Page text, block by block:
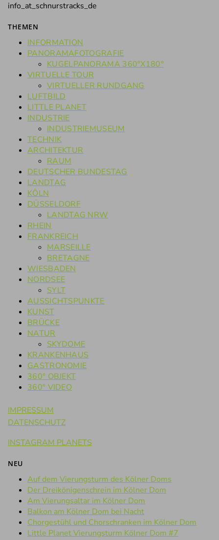
info_at_schnurstracks_de
THEMEN
INFORMATION
PANORAMAFOTOGRAFIE
KUGELPANORAMA 360°X180°
VIRTUELLE TOUR
VIRTUELLER RUNDGANG
LUFTBILD
LITTLE PLANET
INDUSTRIE
INDUSTRIEMUSEUM
TECHNIK
ARCHITEKTUR
RAUM
DEUTSCHER BUNDESTAG
LANDTAG
KÖLN
DÜSSELDORF
LANDTAG NRW
RHEIN
FRANKREICH
MARSEILLE
BRETAGNE
WIESBADEN
NORDSEE
SYLT
AUSSICHTSPUNKTE
KUNST
BRÜCKE
NATUR
SKYDOME
KRANKENHAUS
GASTRONOMIE
360° OBJEKT
360° VIDEO
IMPRESSUM
DATENSCHUTZ
INSTAGRAM PLANETS
NEU
Auf dem Vierungsturm des Kölner Doms
Der Dreikönigenschrein im Kölner Dom
Am Vierungsaltar im Kölner Dom
Balkon am Kölner Dom bei Nacht
Chorgestühl und Chorschranken im Kölner Dom
Little Planet Vierungsturm Kölner Dom #7